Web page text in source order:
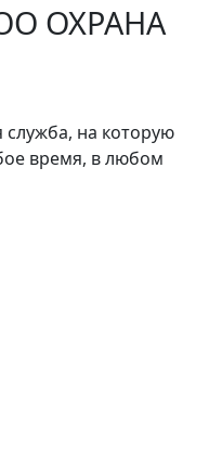
ОХРАНА
на которую
время, в любом